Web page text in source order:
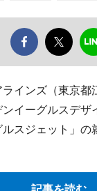
インズ（東京都
イーグルスデザ
ルスジェット」の